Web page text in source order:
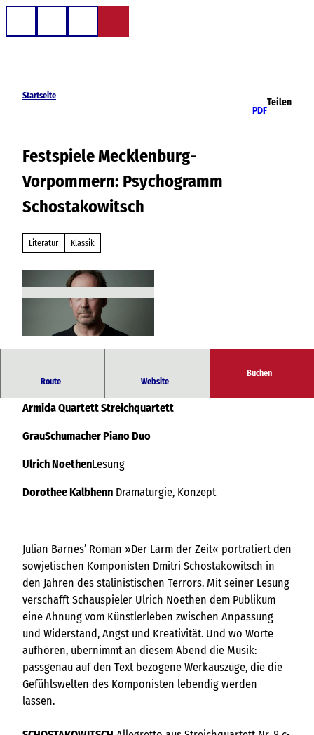
Startseite
PDF
Teilen
Festspiele Mecklenburg-
Vorpommern: Psychogramm
Schostakowitsch
Literatur Klassik
Route Website
Buchen
Ein literarisch-musikalisches Porträt
Armida Quartett Streichquartett
GrauSchumacher Piano Duo
Ulrich NoethenLesung
Dorothee Kalbhenn Dramaturgie, Konzept
Julian Barnes’ Roman »Der Lärm der Zeit« porträtiert den
sowjetischen Komponisten Dmitri Schostakowitsch in
den Jahren des stalinistischen Terrors. Mit seiner Lesung
verschafft Schauspieler Ulrich Noethen dem Publikum
eine Ahnung vom Künstlerleben zwischen Anpassung
und Widerstand, Angst und Kreativität. Und wo Worte
aufhören, übernimmt an diesem Abend die Musik:
passgenau auf den Text bezogene Werkauszüge, die die
Gefühlswelten des Komponisten lebendig werden
lassen.